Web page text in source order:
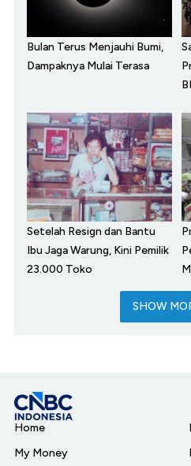
Bulan Terus Menjauhi Bumi,
Dampaknya Mulai Terasa
Setelah Resign dan Bantu
Ibu Jaga Warung, Kini Pemilik
23.000 Toko
SHOW
Home
My Money